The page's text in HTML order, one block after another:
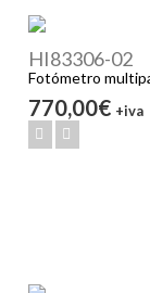
HI83306-02
Fotómetro
770,00€ +iva